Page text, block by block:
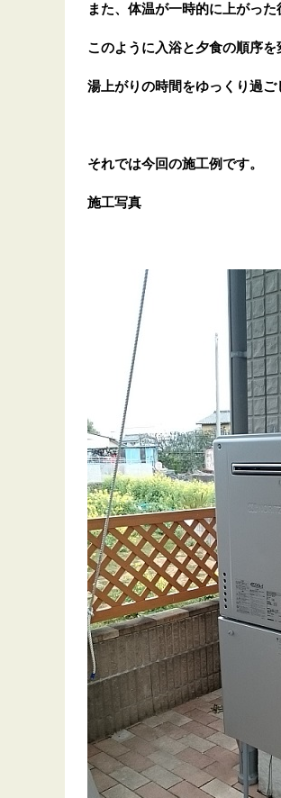
また、体温が一時的に上がっ
このように入浴と夕食の順序
湯上がりの時間をゆっくり過
それでは今回の施工例です。
施工写真